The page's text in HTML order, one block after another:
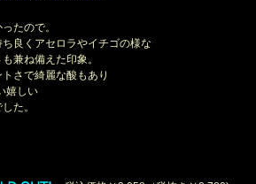
たので。
良くアセロラやイチゴの様な
兼ね備えた印象。
さで綺麗な酸もあり
嬉しい
た。